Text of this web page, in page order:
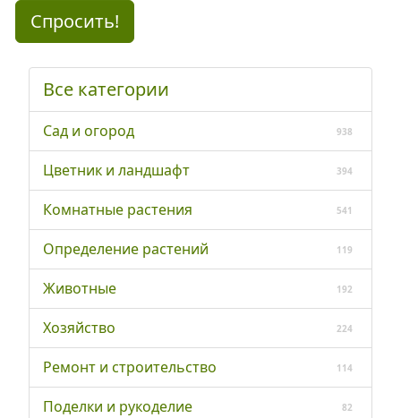
Спросить!
Все категории
Сад и огород 938
Цветник и ландшафт 394
Комнатные растения 541
Определение растений 119
Животные 192
Хозяйство 224
Ремонт и строительство 114
Поделки и рукоделие 82